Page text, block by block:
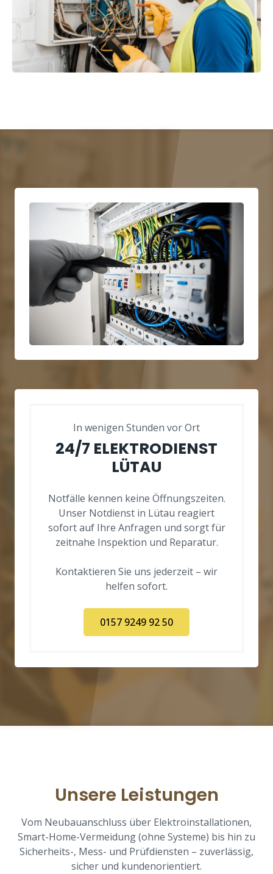
In wenigen Stunden vor Ort
24/7 ELEKTRODIENST
LÜTAU
Notfälle kennen keine Öffnungszeiten.
Unser Notdienst in Lütau reagiert
sofort auf Ihre Anfragen und sorgt für
zeitnahe Inspektion und Reparatur.
Kontaktieren Sie uns jederzeit – wir
helfen sofort.
0157 9249 92 50
Unsere Leistungen
Vom Neubauanschluss über Elektroinstallationen,
Smart-Home-Vermeidung (ohne Systeme) bis hin zu
Sicherheits-, Mess- und Prüfdiensten – zuverlässig,
sicher und kundenorientiert.